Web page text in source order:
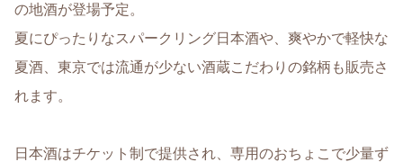
の地酒が登場予定。
夏にぴったりなスパークリング日本酒や、爽やかで軽快な
夏酒、東京では流通が少ない酒蔵こだわりの銘柄も販売さ
れます。
日本酒はチケット制で提供され、専用のおちょこで少量ず